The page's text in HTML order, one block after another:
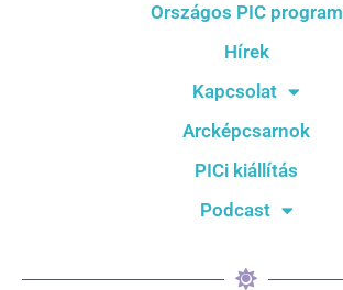
Országos PIC program
Hírek
Kapcsolat
Arcképcsarnok
PICi kiállítás
Podcast